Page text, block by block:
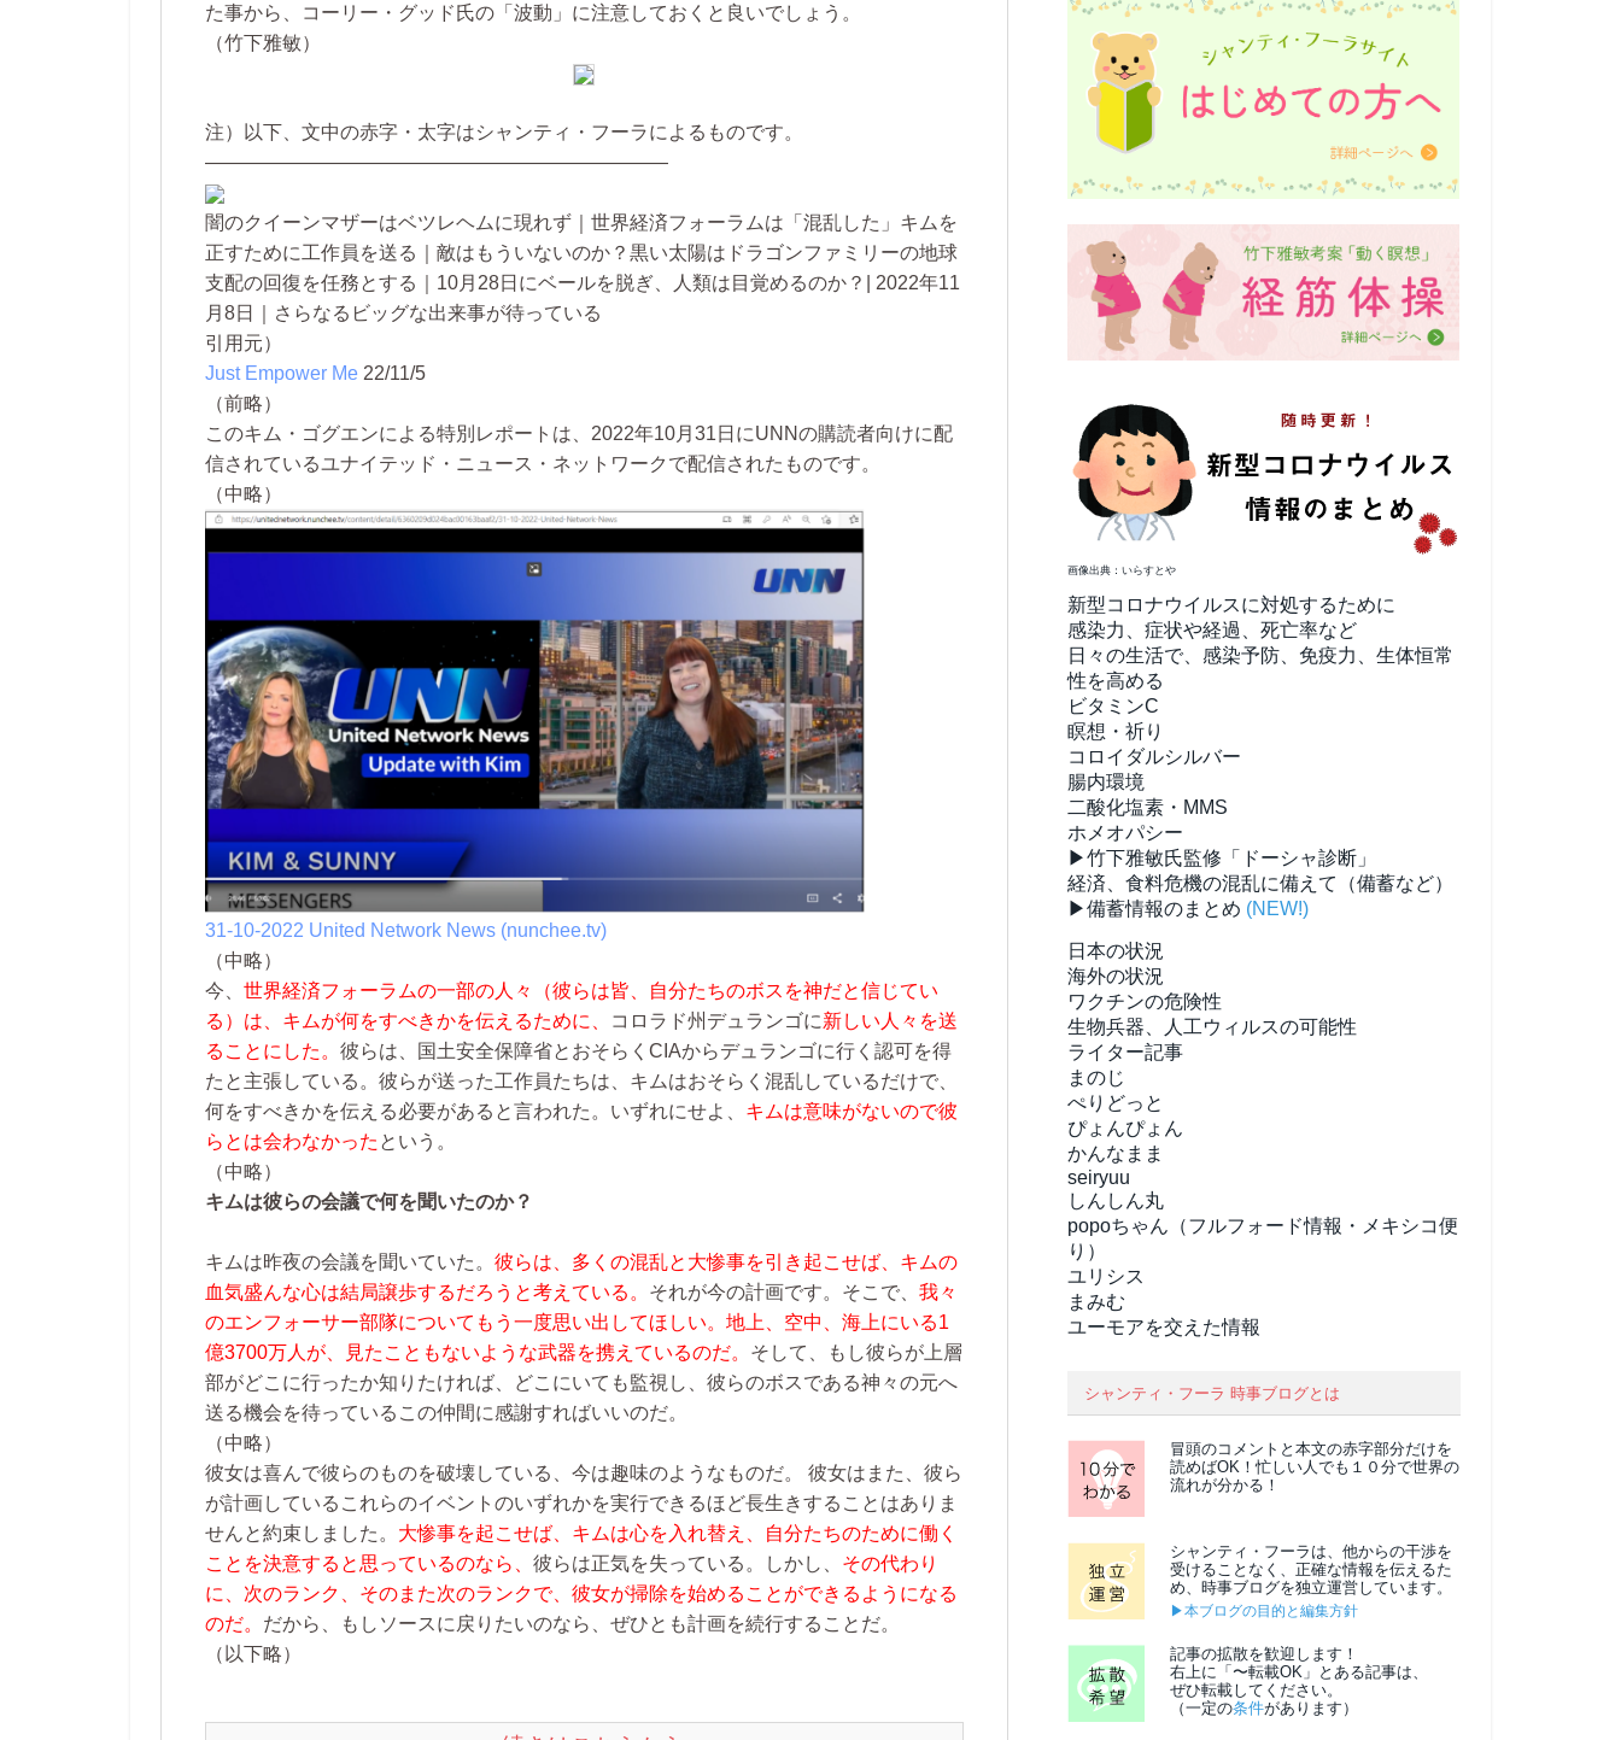
た事から、コーリー・グッド氏の「波動」に注意しておくと良いでしょう。
（竹下雅敏）
注）以下、文中の赤字・太字はシャンティ・フーラによるものです。
————————————————————————
闇のクイーンマザーはベツレヘムに現れず｜世界経済フォーラムは「混乱した」キムを
正すために工作員を送る｜敵はもういないのか？黒い太陽はドラゴンファミリーの地球
支配の回復を任務とする｜10月28日にベールを脱ぎ、人類は目覚めるのか？| 2022年11
月8日｜さらなるビッグな出来事が待っている
引用元）
Just Empower Me 22/11/5
（前略）
このキム・ゴグエンによる特別レポートは、2022年10月31日にUNNの購読者向けに配
信されているユナイテッド・ニュース・ネットワークで配信されたものです。
（中略）
31-10-2022 United Network News (nunchee.tv)
（中略）
今、 世界経済フォーラムの一部の人々（彼らは皆、自分たちのボスを神だと信じてい
る）は、キムが何をすべきかを伝えるために、
コロラド州デュランゴに新しい人々を送
ることにした。 彼らは、国土安全保障省とおそらくCIAからデュランゴに行く認可を得
たと主張している。彼らが送った工作員たちは、キムはおそらく混乱しているだけで、
何をすべきかを伝える必要があると言われた。いずれにせよ、 キムは意味がないので彼
らとは会わなかった という。
（中略）
キムは彼らの会議で何を聞いたのか？
キムは昨夜の会議を聞いていた。 彼らは、多くの混乱と大惨事を引き起こせば、キムの
血気盛んな心は結局譲歩するだろうと考えている。 それが今の計画です。そこで、 我々
のエンフォーサー部隊についてもう一度思い出してほしい。地上、空中、海上にいる1
億3700万人が、見たこともないような武器を携えているのだ。 そして、もし彼らが上層
部がどこに行ったか知りたければ、どこにいても監視し、彼らのボスである神々の元へ
送る機会を待っているこの仲間に感謝すればいいのだ。
（中略）
彼女は喜んで彼らのものを破壊している、今は趣味のようなものだ。 彼女はまた、彼ら
が計画しているこれらのイベントのいずれかを実行できるほど長生きすることはありま
せんと約束しました。 大惨事を起こせば、キムは心を入れ替え、自分たちのために働く
ことを決意すると思っているのなら、 彼らは正気を失っている。しかし、 その代わり
に、次のランク、そのまた次のランクで、彼女が掃除を始めることができるようになる
のだ。 だから、もしソースに戻りたいのなら、ぜひとも計画を続行することだ。
（以下略）
画像出典：いらすとや
新型コロナウイルスに対処するために
感染力、症状や経過、死亡率など
日々の生活で、感染予防、免疫力、生体恒常
性を高める
ビタミンC
瞑想・祈り
コロイダルシルバー
腸内環境
二酸化塩素・MMS
ホメオパシー
▶竹下雅敏氏監修「ドーシャ診断」
経済、食料危機の混乱に備えて（備蓄など）
▶備蓄情報のまとめ (NEW!)
日本の状況
海外の状況
ワクチンの危険性
生物兵器、人工ウィルスの可能性
ライター記事
まのじ
ぺりどっと
ぴょんぴょん
かんなまま
seiryuu
しんしん丸
popoちゃん（フルフォード情報・メキシコ便
り）
ユリシス
まみむ
ユーモアを交えた情報
シャンティ・フーラ 時事ブログとは
冒頭のコメントと本文の赤字部分だけを
読めばOK！忙しい人でも１０分で世界の
流れが分かる！
シャンティ・フーラは、他からの干渉を
受けることなく、正確な情報を伝えるた
め、時事ブログを独立運営しています。
▶本ブログの目的と編集方針
記事の拡散を歓迎します！
右上に「〜転載OK」とある記事は、
ぜひ転載してください。
（一定の条件があります）